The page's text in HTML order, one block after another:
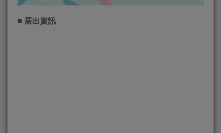
■ 展出資訊